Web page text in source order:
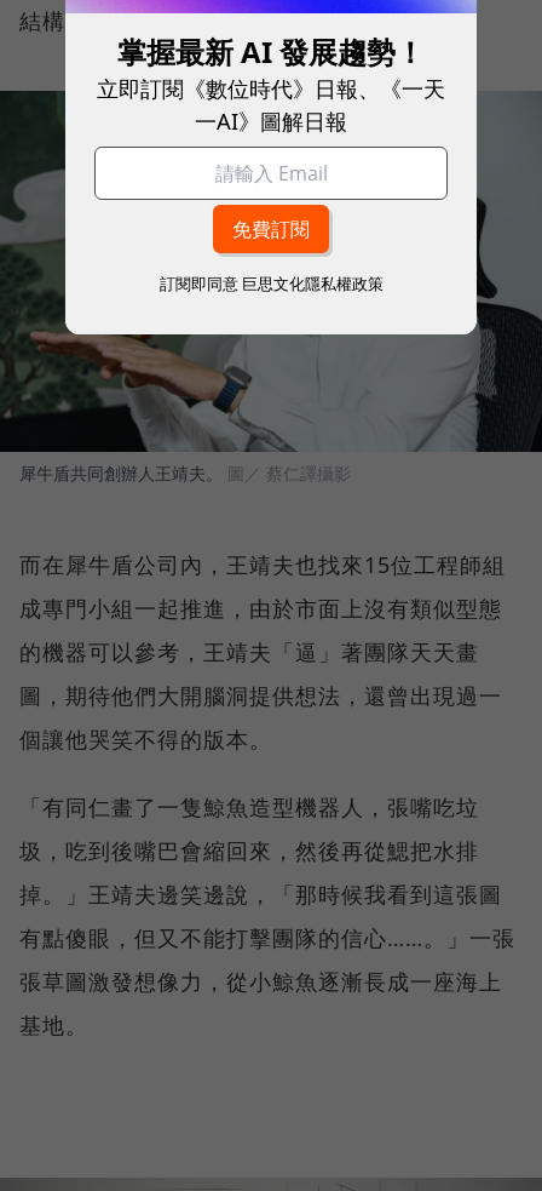
結構，一層層協助計畫落實。
犀牛盾共同創辦人王靖夫。 圖／ 蔡仁譯攝影
而在犀牛盾公司內，王靖夫也找來15位工程師組
成專門小組一起推進，由於市面上沒有類似型態
的機器可以參考，王靖夫「逼」著團隊天天畫
圖，期待他們大開腦洞提供想法，還曾出現過一
個讓他哭笑不得的版本。
「有同仁畫了一隻鯨魚造型機器人，張嘴吃垃
圾，吃到後嘴巴會縮回來，然後再從鰓把水排
掉。」王靖夫邊笑邊說，「那時候我看到這張圖
有點傻眼，但又不能打擊團隊的信心……。」一張
張草圖激發想像力，從小鯨魚逐漸長成一座海上
基地。
掌握最新 AI 發展趨勢！
立即訂閱《數位時代》日報、《一天
一AI》圖解日報
訂閱即同意 巨思文化隱私權政策